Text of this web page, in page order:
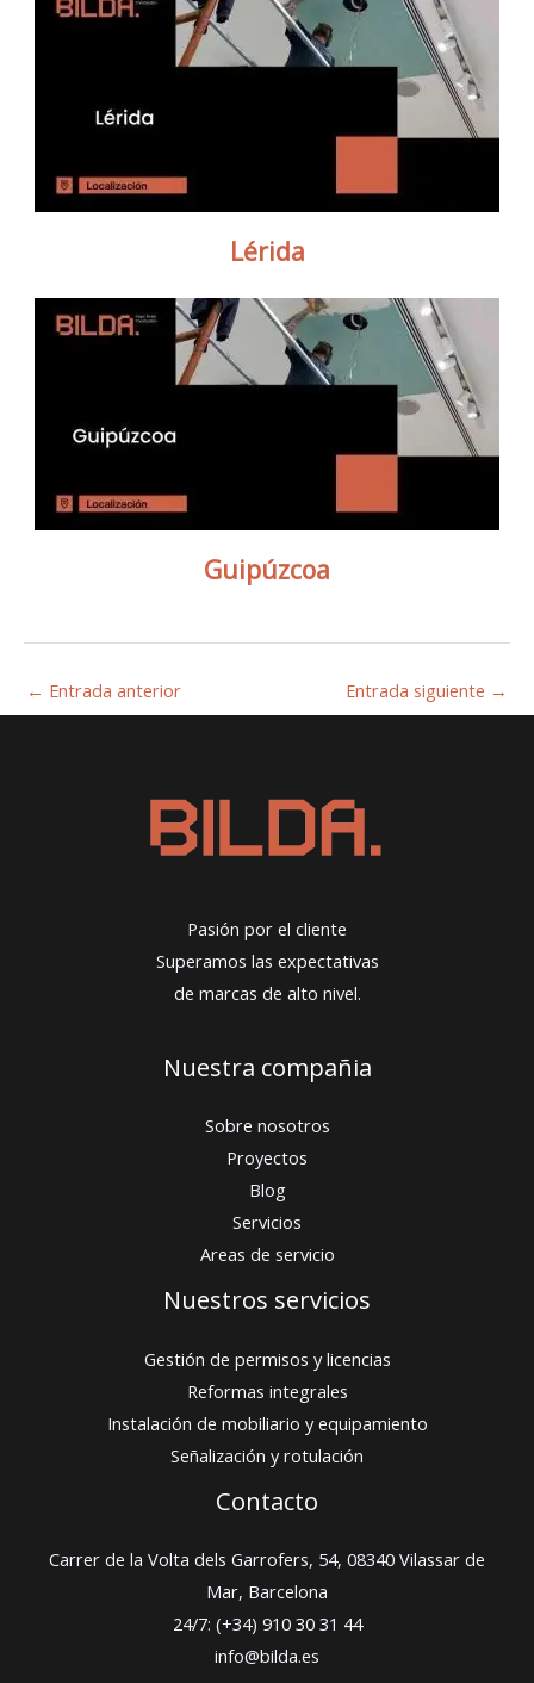
Lérida
Guipúzcoa
← Entrada anterior Entrada siguiente →
Pasión por el cliente
Superamos las expectativas
de marcas de alto nivel.
Nuestra compañia
Sobre nosotros
Proyectos
Blog
Servicios
Areas de servicio
Nuestros servicios
Gestión de permisos y licencias
Reformas integrales
Instalación de mobiliario y equipamiento
Señalización y rotulación
Contacto
Carrer de la Volta dels Garrofers, 54, 08340 Vilassar de
Mar, Barcelona
24/7: (+34) 910 30 31 44
info@bilda.es